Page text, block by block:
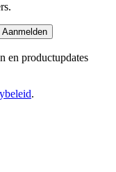
en productupdates
.